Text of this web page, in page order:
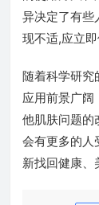
异决定了有些
现不适,应立即
随着科学研究
应用前景广阔
他肌肤问题的
会有更多的人
新找回健康、